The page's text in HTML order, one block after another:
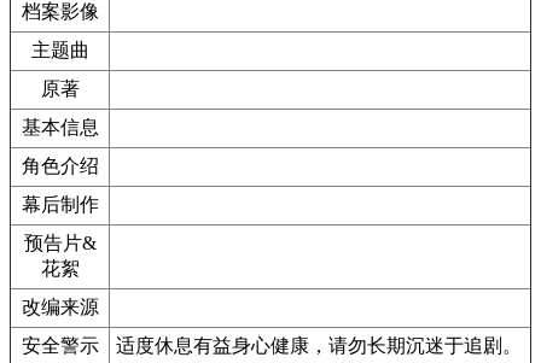
档案影像
主题曲
原著
基本信息
角色介绍
幕后制作
预告片&
花絮
改编来源
安全警示
适度休息有益身心健康，请勿长期沉迷于追剧。